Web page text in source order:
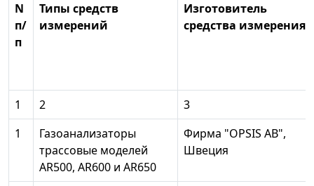
N
п/
п
Типы средств
измерений
Изготовитель
средства измерения
1 2
3
1
Газоанализаторы
трассовые моделей
AR500, AR600 и AR650
Фирма "OPSIS АВ",
Швеция